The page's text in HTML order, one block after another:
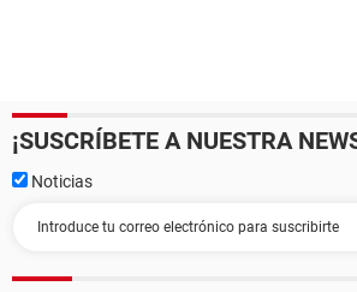
¡SUSCRÍBETE A NUESTRA
Noticias